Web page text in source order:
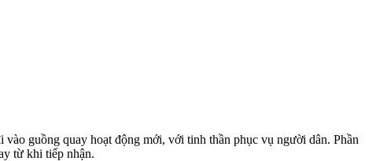
guồng quay hoạt động mới, với tinh thần phục vụ người dân. Phần
từ khi tiếp nhận.